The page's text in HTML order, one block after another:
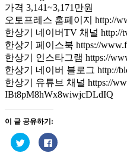
가격 3,141~3,171만원
오토프레스 홈페이지 http://
한상기 네이버TV 채널 http://
한상기 페이스북 https://
한상기 인스타그램 https://
한상기 네이버 블로그 http://
한상기 유튜브 채널 https://
IBt8pM8hWx8wiwjcDLdIQ
이 글 공유하기:
트
위
페
이